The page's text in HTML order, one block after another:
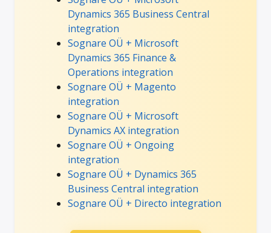
Dynamics 365 Business Central
integration
Sognare OÜ + Microsoft
Dynamics 365 Finance &
Operations integration
Sognare OÜ + Magento
integration
Sognare OÜ + Microsoft
Dynamics AX integration
Sognare OÜ + Ongoing
integration
Sognare OÜ + Dynamics 365
Business Central integration
Sognare OÜ + Directo integration